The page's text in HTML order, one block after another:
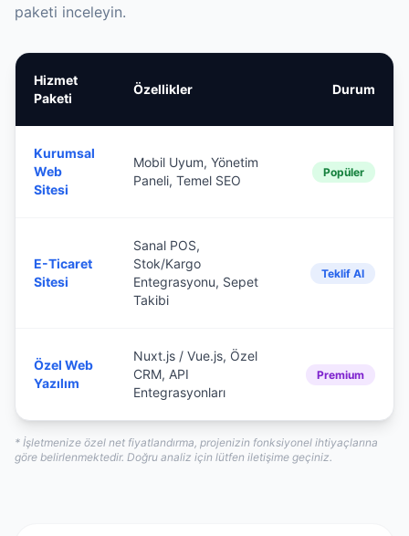
paketi inceleyin.
Hizmet
Paketi
Özellikler Durum
Kurumsal
Web
Sitesi
Mobil Uyum, Yönetim
Paneli, Temel SEO
Popüler
E-Ticaret
Sitesi
Sanal POS,
Stok/Kargo
Entegrasyonu, Sepet
Takibi
Teklif Al
Özel Web
Yazılım
Nuxt.js / Vue.js, Özel
CRM, API
Entegrasyonları
Premium
* İşletmenize özel net fiyatlandırma, projenizin fonksiyonel ihtiyaçlarına
göre belirlenmektedir. Doğru analiz için lütfen iletişime geçiniz.